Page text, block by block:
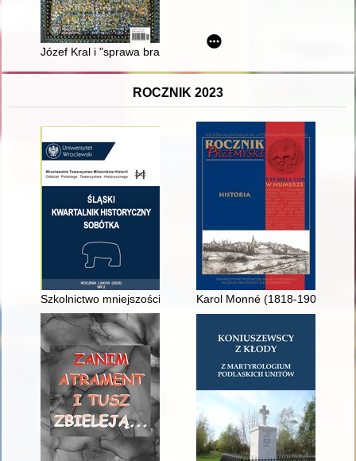
Józef Kral i "sprawa braci Bandera"
ROCZNIK 2023
Szkolnictwo mniejszości narodowych na Dolnym Śląsku w
Karol Monné (1818-1905) w